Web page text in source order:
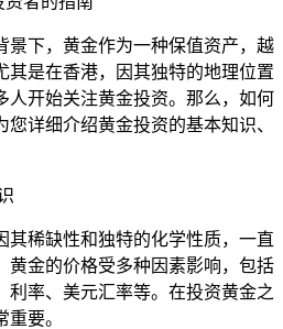
景下，黄金作为一种保值资产，越
其是在香港，因其独特的地理位置
人开始关注黄金投资。那么，如何
详细介绍黄金投资的基本知识、
其稀缺性和独特的化学性质，一直
黄金的价格受多种因素影响，包括
利率、美元汇率等。在投资黄金之
要。